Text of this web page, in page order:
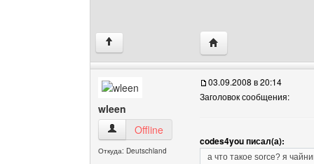
↑ Посетить сайт
wleen
wleen Посмотреть профиль
Offline
Откуда: Deutschland
03.09.2008 в 20:14
Заголовок сообщения:
codes4you писал(а):
а что такое sorce? я